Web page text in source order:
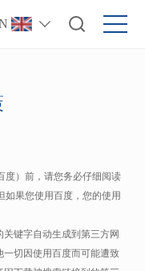
度）前，请您务必仔细阅读
如果您使用百度，您的使用
键字自动生成到第三方网
切因使用百度而可能遭致